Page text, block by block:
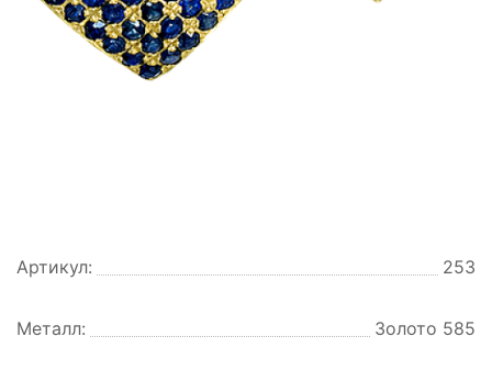
Артикул: 253
Металл: Золото 585